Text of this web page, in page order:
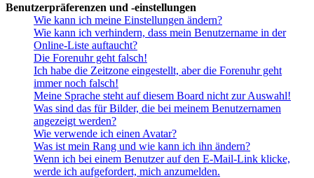
Benutzerpräferenzen und -einstellungen
Wie kann ich meine Einstellungen ändern?
Wie kann ich verhindern, dass mein Benutzername in der
Online-Liste auftaucht?
Die Forenuhr geht falsch!
Ich habe die Zeitzone eingestellt, aber die Forenuhr geht
immer noch falsch!
Meine Sprache steht auf diesem Board nicht zur Auswahl!
Was sind das für Bilder, die bei meinem Benutzernamen
angezeigt werden?
Wie verwende ich einen Avatar?
Was ist mein Rang und wie kann ich ihn ändern?
Wenn ich bei einem Benutzer auf den E-Mail-Link klicke,
werde ich aufgefordert, mich anzumelden.